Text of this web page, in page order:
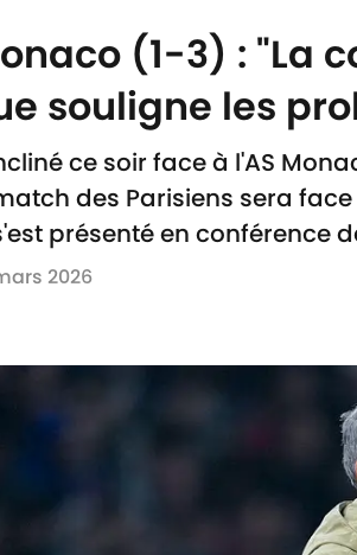
(1-3) : "La
souligne les
ce soir face à l'AS
des Parisiens sera
présenté en conférence
2026